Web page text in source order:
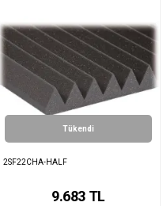
Tükendi
2SF22CHA-HALF
9.683 TL